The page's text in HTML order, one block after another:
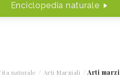
Enciclopedia naturale
naturale Arti Marziali
Arti